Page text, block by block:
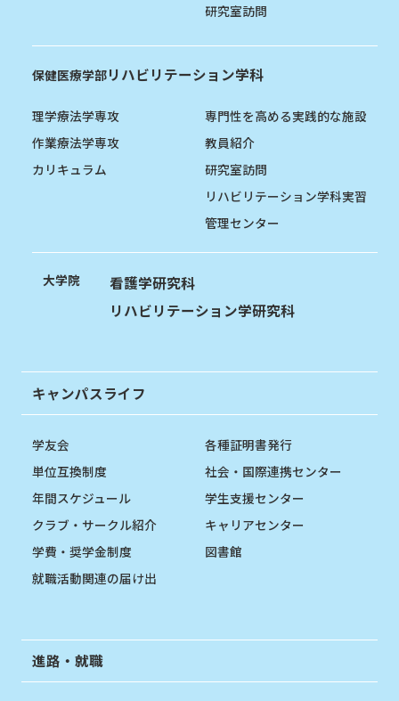
研究室訪問
保健医療学部リハビリテーション学科
理学療法学専攻
作業療法学専攻
カリキュラム
専門性を高める実践的な施設
教員紹介
研究室訪問
リハビリテーション学科実習
管理センター
大学院
看護学研究科
リハビリテーション学研究科
キャンパスライフ
学友会
単位互換制度
年間スケジュール
クラブ・サークル紹介
学費・奨学金制度
就職活動関連の届け出
各種証明書発行
社会・国際連携センター
学生支援センター
キャリアセンター
図書館
進路・就職